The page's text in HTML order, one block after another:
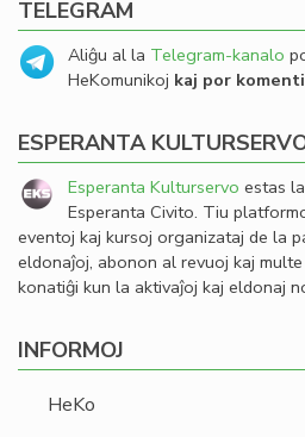
TELEGRAM
Aliĝu al la Telegram-kanalo
HeKomunikoj kaj por
ESPERANTA
Esperanta Kulturservo estas
Esperanta Civito. Tiu
eventoj kaj kursoj organizataj de la
eldonaĵoj, abonon al revuoj kaj
konatiĝi kun la aktivaĵoj kaj eldonaj
INFORMOJ
HeKo